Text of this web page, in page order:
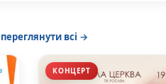
переглянути всі →
КОНЦЕРТ